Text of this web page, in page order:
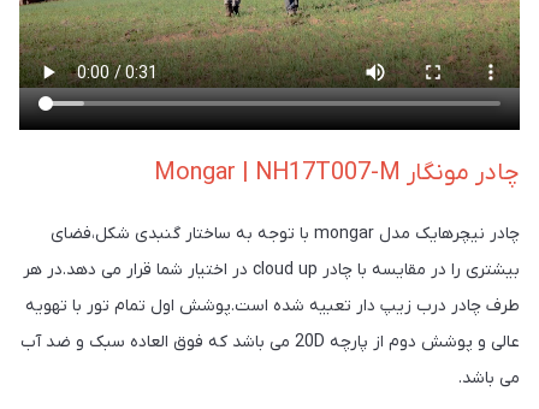
چادر مونگار Mongar | NH17T007-M
چادر نیچرهایک مدل mongar با توجه به ساختار گنبدی شکل،فضای
بیشتری را در مقایسه با چادر cloud up در اختیار شما قرار می دهد.در هر
طرف چادر درب زیپ دار تعبیه شده است.پوشش اول تمام تور با تهویه
عالی و پوشش دوم از پارچه 20D می باشد که فوق العاده سبک و ضد آب
می باشد.